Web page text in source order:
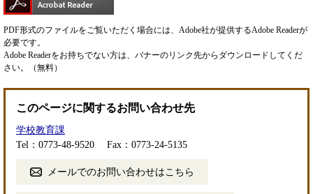
PDF形式のファイルをご覧いただく場合には、Adobe社が提供するAdobe Readerが
必要です。
Adobe Readerをお持ちでない方は、バナーのリンク先からダウンロードしてくだ
さい。（無料）
このページに関するお問い合わせ先
学校教育課
Tel：0773-48-9520
Fax：0773-24-5135
メールでのお問い合わせはこちら